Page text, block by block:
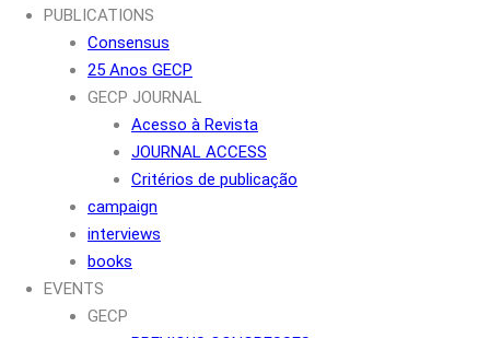
PUBLICATIONS
Consensus
25 Anos GECP
GECP JOURNAL
Acesso à Revista
JOURNAL ACCESS
Critérios de publicação
campaign
interviews
books
EVENTS
GECP